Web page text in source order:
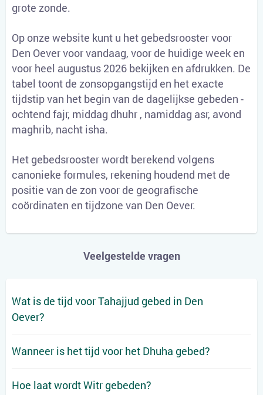
grote zonde.
Op onze website kunt u het gebedsrooster voor
Den Oever voor vandaag, voor de huidige week en
voor heel augustus 2026 bekijken en afdrukken. De
tabel toont de zonsopgangstijd en het exacte
tijdstip van het begin van de dagelijkse gebeden -
ochtend fajr, middag dhuhr , namiddag asr, avond
maghrib, nacht isha.
Het gebedsrooster wordt berekend volgens
canonieke formules, rekening houdend met de
positie van de zon voor de geografische
coördinaten en tijdzone van Den Oever.
Veelgestelde vragen
Wat is de tijd voor Tahajjud gebed in Den
Oever?
Wanneer is het tijd voor het Dhuha gebed?
Hoe laat wordt Witr gebeden?